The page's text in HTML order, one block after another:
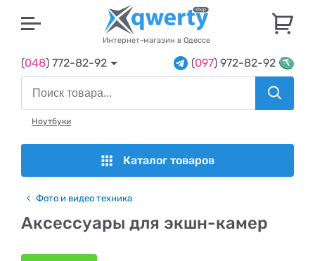
Интернет-магазин в Одессе
(048) 772-82-92 (097) 972-82-92
Ноутбуки
Каталог товаров
Фото и видео техника
Аксессуары для экшн-камер